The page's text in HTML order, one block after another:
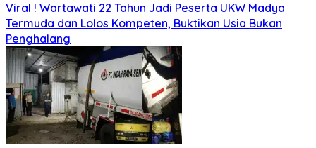
Viral ! Wartawati 22 Tahun Jadi Peserta UKW Madya
Termuda dan Lolos Kompeten, Buktikan Usia Bukan
Penghalang